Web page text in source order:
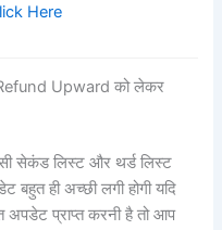
Here
Upward को लेकर
सेकंड लिस्ट और थर्ड लिस्ट
ही अच्छी लगी होगी यदि
अपडेट प्राप्त करनी है तो आप